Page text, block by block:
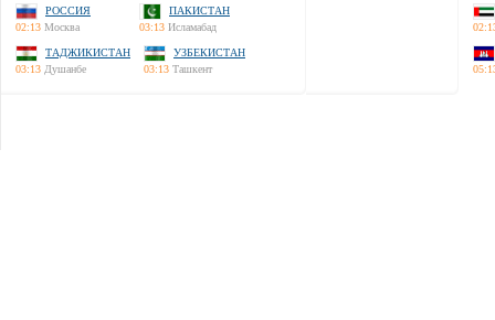
РОССИЯ
02:13 Москва
ПАКИСТАН
03:13 Исламабад
ТАДЖИКИСТАН
03:13 Душанбе
УЗБЕКИСТАН
03:13 Ташкент